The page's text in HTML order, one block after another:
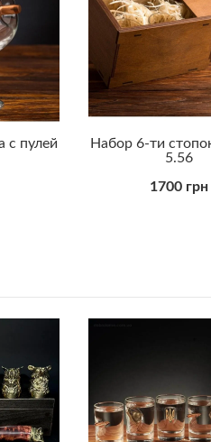
с пулей
Набор 6-ти
5.56
1700 грн